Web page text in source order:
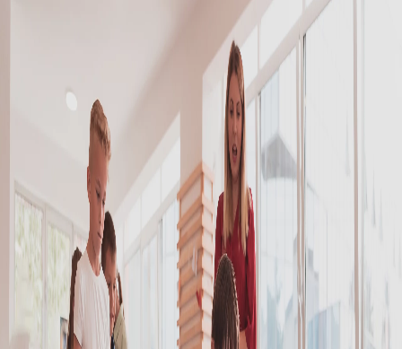
SOLICITE INFORMAÇÕES
ÁREA DO ALUNO